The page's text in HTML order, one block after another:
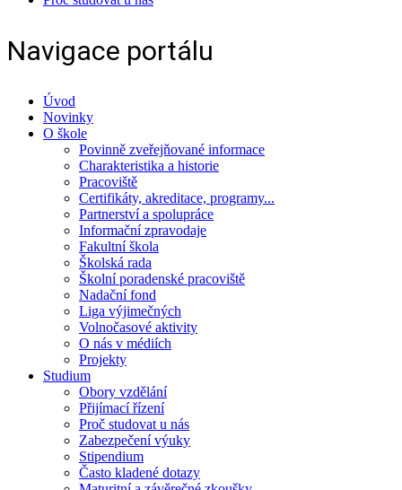
Navigace portálu
Úvod
Novinky
O škole
Povinně zveřejňované informace
Charakteristika a historie
Pracoviště
Certifikáty, akreditace, programy...
Partnerství a spolupráce
Informační zpravodaje
Fakultní škola
Školská rada
Školní poradenské pracoviště
Nadační fond
Liga výjimečných
Volnočasové aktivity
O nás v médiích
Projekty
Studium
Obory vzdělání
Přijímací řízení
Proč studovat u nás
Zabezpečení výuky
Stipendium
Často kladené dotazy